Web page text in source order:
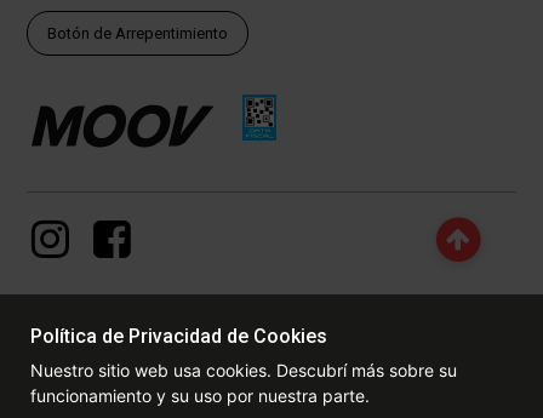
Botón de Arrepentimiento
DERECHOS RESERVADOS. Las fotos contenidas en este site, el
logotipo y las marcas son propiedad de www.dexter.com.ar y/o de
Política de Privacidad de Cookies
Nuestro sitio web usa cookies. Descubrí más sobre su
funcionamiento y su uso por nuestra parte.